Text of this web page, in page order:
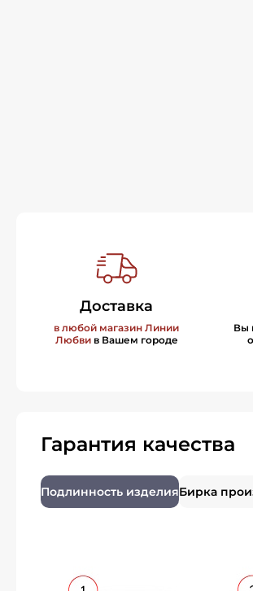
Доставка
в любой магазин Линии
Любвив Вашем городе
Вы
Гарантия качества
Подлинность изделияБирка